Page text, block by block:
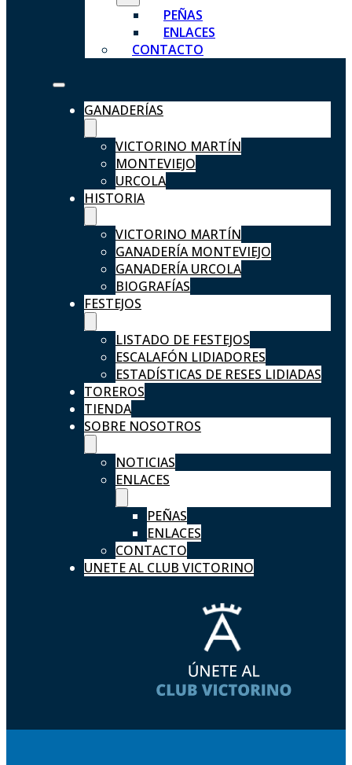
PEÑAS
ENLACES
CONTACTO
GANADERÍAS
VICTORINO MARTÍN
MONTEVIEJO
URCOLA
HISTORIA
VICTORINO MARTÍN
GANADERÍA MONTEVIEJO
GANADERÍA URCOLA
BIOGRAFÍAS
FESTEJOS
LISTADO DE FESTEJOS
ESCALAFÓN LIDIADORES
ESTADÍSTICAS DE RESES LIDIADAS
TOREROS
TIENDA
SOBRE NOSOTROS
NOTICIAS
ENLACES
PEÑAS
ENLACES
CONTACTO
UNETE AL CLUB VICTORINO